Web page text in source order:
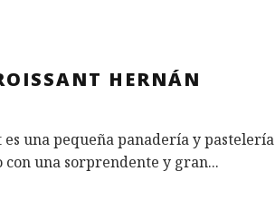
HERNÁN
es una pequeña panadería y pastelería
con una sorprendente y gran...